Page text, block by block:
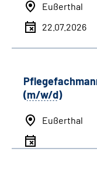
Eußerthal
22.07.2026
(m/w/d)
Eußerthal